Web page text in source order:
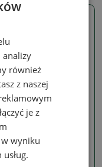
microphylla
pokojowe -
macrophylla -
analizy
również
z naszej
je z
w wyniku